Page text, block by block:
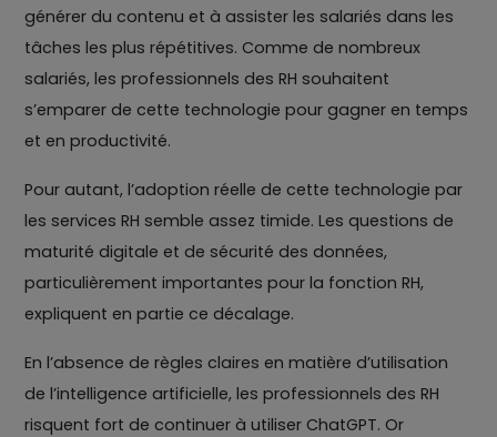
générer du contenu et à assister les salariés dans les
tâches les plus répétitives. Comme de nombreux
salariés, les professionnels des RH souhaitent
s’emparer de cette technologie pour gagner en temps
et en productivité.
Pour autant, l’adoption réelle de cette technologie par
les services RH semble assez timide. Les questions de
maturité digitale et de sécurité des données,
particulièrement importantes pour la fonction RH,
expliquent en partie ce décalage.
En l’absence de règles claires en matière d’utilisation
de l’intelligence artificielle, les professionnels des RH
risquent fort de continuer à utiliser ChatGPT. Or